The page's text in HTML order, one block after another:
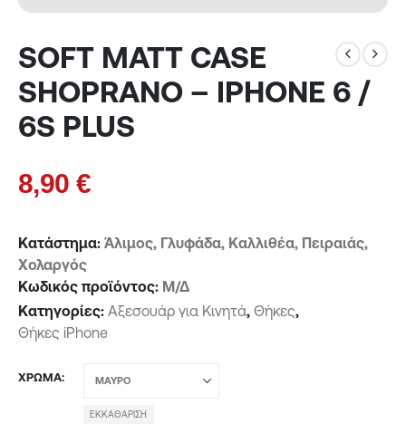
SOFT MATT CASE
SHOPRANO – IPHONE 6 /
6S PLUS
8,90 €
Κατάστημα: Άλιμος, Γλυφάδα, Καλλιθέα, Πειραιάς,
Χολαργός
Κωδικός προϊόντος: Μ/Δ
Κατηγορίες: Αξεσουάρ για Κινητά, Θήκες,
Θήκες iPhone
ΧΡΏΜΑ
ΕΚΚΑΘΆΡΙΣΗ